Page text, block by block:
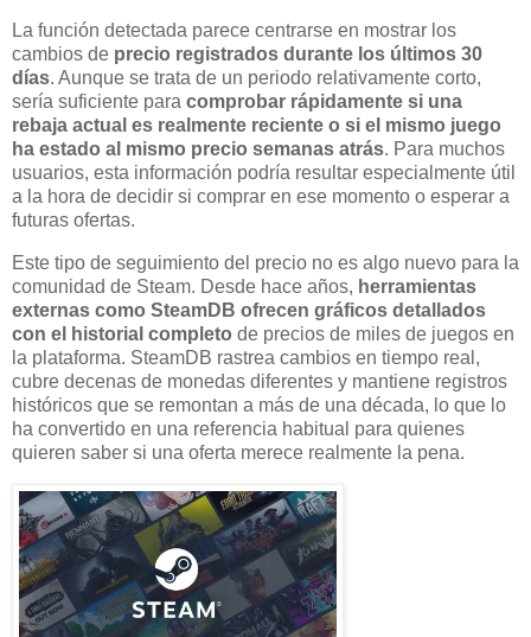
La función detectada parece centrarse en mostrar los
cambios de precio registrados durante los últimos 30
días. Aunque se trata de un periodo relativamente corto,
sería suficiente para comprobar rápidamente si una
rebaja actual es realmente reciente o si el mismo juego
ha estado al mismo precio semanas atrás. Para muchos
usuarios, esta información podría resultar especialmente útil
a la hora de decidir si comprar en ese momento o esperar a
futuras ofertas.
Este tipo de seguimiento del precio no es algo nuevo para la
comunidad de Steam. Desde hace años, herramientas
externas como SteamDB ofrecen gráficos detallados
con el historial completo de precios de miles de juegos en
la plataforma. SteamDB rastrea cambios en tiempo real,
cubre decenas de monedas diferentes y mantiene registros
históricos que se remontan a más de una década, lo que lo
ha convertido en una referencia habitual para quienes
quieren saber si una oferta merece realmente la pena.